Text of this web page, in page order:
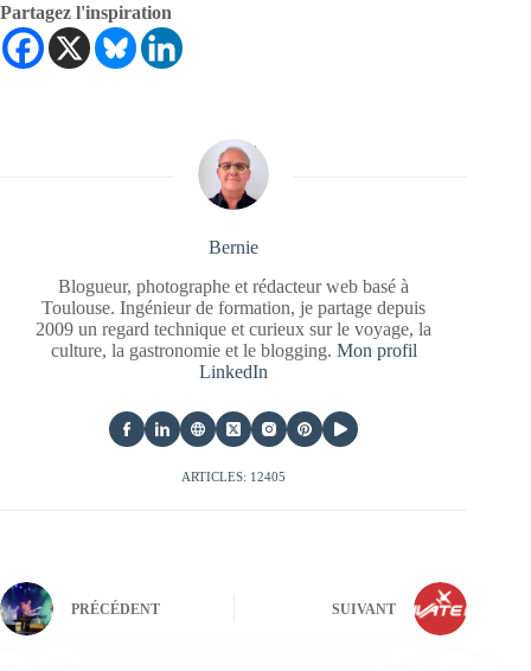
Partagez l'inspiration
Bernie
Blogueur, photographe et rédacteur web basé à
Toulouse. Ingénieur de formation, je partage depuis
2009 un regard technique et curieux sur le voyage, la
culture, la gastronomie et le blogging. Mon profil
LinkedIn
ARTICLES: 12405
PRÉCÉDENT SUIVANT